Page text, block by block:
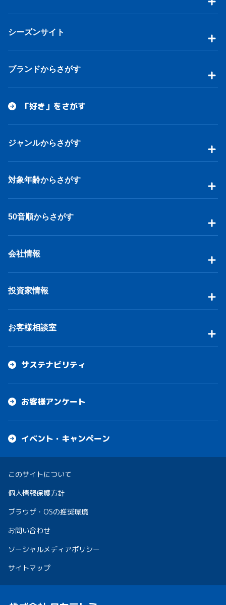
シーズンサイト
ブランドからさがす
「好き」をさがす
ジャンルからさがす
対象年齢からさがす
50音順からさがす
会社情報
投資家情報
お客様相談室
サステナビリティ
お客様アンケート
イベント・キャンペーン
このサイトについて
個人情報保護方針
ブラウザ・OSの推奨環境
お問い合わせ
ソーシャルメディアポリシー
サイトマップ